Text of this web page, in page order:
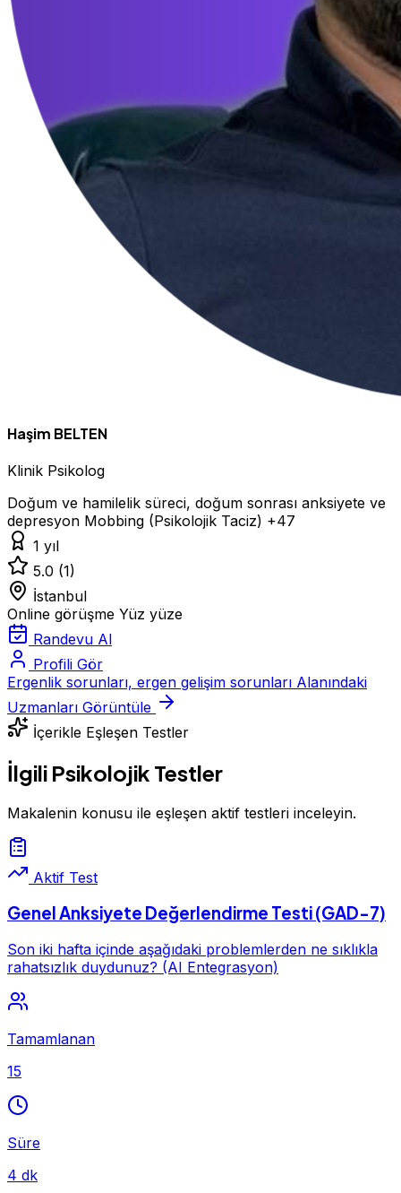
Haşim BELTEN
Klinik Psikolog
Doğum ve hamilelik süreci, doğum sonrası anksiyete ve
depresyon Mobbing (Psikolojik Taciz) +47
1 yıl
5.0 (1)
İstanbul
Online görüşme Yüz yüze
Randevu Al
Profili Gör
Ergenlik sorunları, ergen gelişim sorunları Alanındaki
Uzmanları Görüntüle
İçerikle Eşleşen Testler
İlgili Psikolojik Testler
Makalenin konusu ile eşleşen aktif testleri inceleyin.
Aktif Test
Genel Anksiyete Değerlendirme Testi (GAD-7)
Son iki hafta içinde aşağıdaki problemlerden ne sıklıkla
rahatsızlık duydunuz? (AI Entegrasyon)
Tamamlanan
15
Süre
4 dk